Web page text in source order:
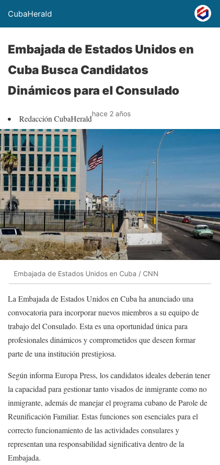
CubaHerald
Embajada de Estados Unidos en
Cuba Busca Candidatos
Dinámicos para el Consulado
Redacción CubaHeraldhace 2 años
Embajada de Estados Unidos en Cuba / CNN
La Embajada de Estados Unidos en Cuba ha anunciado una
convocatoria para incorporar nuevos miembros a su equipo de
trabajo del Consulado. Esta es una oportunidad única para
profesionales dinámicos y comprometidos que deseen formar
parte de una institución prestigiosa.
Según informa Europa Press, los candidatos ideales deberán tener
la capacidad para gestionar tanto visados de inmigrante como no
inmigrante, además de manejar el programa cubano de Parole de
Reunificación Familiar. Estas funciones son esenciales para el
correcto funcionamiento de las actividades consulares y
representan una responsabilidad significativa dentro de la
Embajada.